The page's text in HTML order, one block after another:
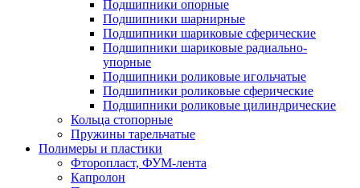
Подшипники опорные
Подшипники шарнирные
Подшипники шариковые сферические
Подшипники шариковые радиально-
упорные
Подшипники роликовые игольчатые
Подшипники роликовые сферические
Подшипники роликовые цилиндрические
Кольца стопорные
Пружины тарельчатые
Полимеры и пластики
Фторопласт, ФУМ-лента
Капролон